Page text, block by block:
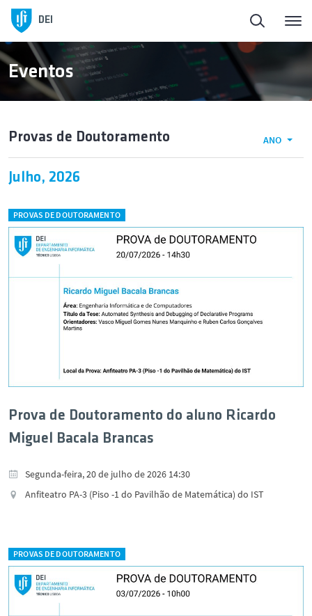
DEI
Eventos
Provas de Doutoramento ANO
Julho, 2026
PROVAS DE DOUTORAMENTO
Prova de Doutoramento do aluno Ricardo
Miguel Bacala Brancas
Segunda-feira, 20 de julho de 2026 14:30
Anfiteatro PA-3 (Piso -1 do Pavilhão de Matemática) do IST
PROVAS DE DOUTORAMENTO